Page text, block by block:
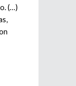
(…)